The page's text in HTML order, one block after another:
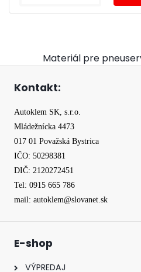
Materiál pre
Kontakt:
Autoklem SK, s.r.o.
Mládežnícka 4473
017 01 Považská Bystrica
IČO: 50298381
DIČ: 2120272451
Tel: 0915 665 786
mail: autoklem@slovanet.sk
E-shop
VÝPREDAJ